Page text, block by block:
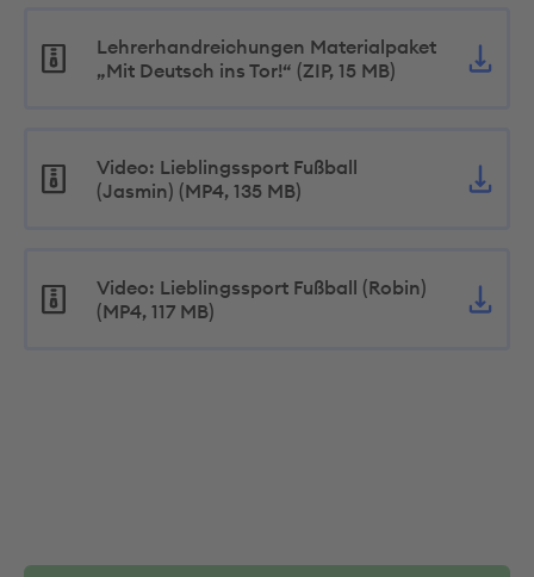
Lehrerhandreichungen Materialpaket
„Mit Deutsch ins Tor!“ (ZIP, 15 MB)
Video: Lieblingssport Fußball
(Jasmin) (MP4, 135 MB)
Video: Lieblingssport Fußball (Robin)
(MP4, 117 MB)